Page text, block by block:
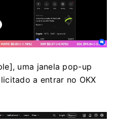
uma janela pop-up
a entrar no OKX